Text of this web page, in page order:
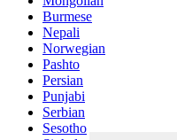
Burmese
Nepali
Norwegian
Pashto
Persian
Punjabi
Serbian
Sesotho